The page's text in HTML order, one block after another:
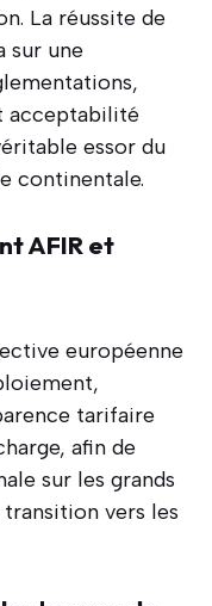
La réussite de
sur une
acceptabilité
essor du
continentale.
AFIR et
européenne
tarifaire
afin de
sur les grands
vers les